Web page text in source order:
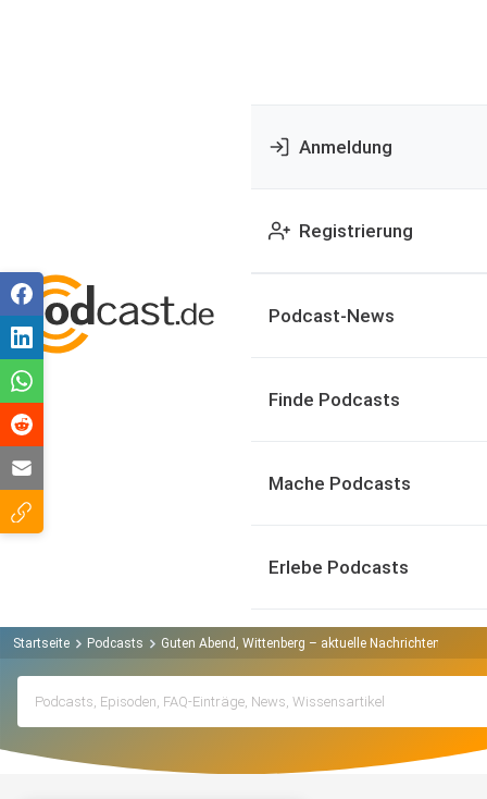
Anmeldung
Registrierung
Podcast-News
Finde Podcasts
Mache Podcasts
Erlebe Podcasts
Startseite Podcasts Guten Abend, Wittenberg – aktuelle Nachrichten